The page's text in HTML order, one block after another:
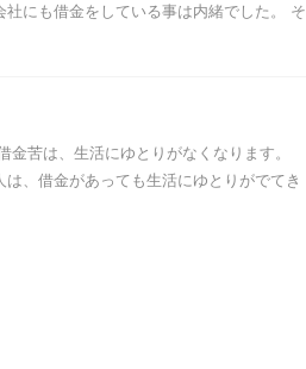
にも借金をしている事は内緒でした。 そ
苦は、生活にゆとりがなくなります。
、借金があっても生活にゆとりがでてき